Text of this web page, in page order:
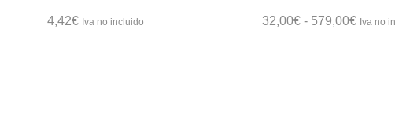
4,42€ Iva no incluido
múltiples32,00€ - 579,00€Rango
Iva no